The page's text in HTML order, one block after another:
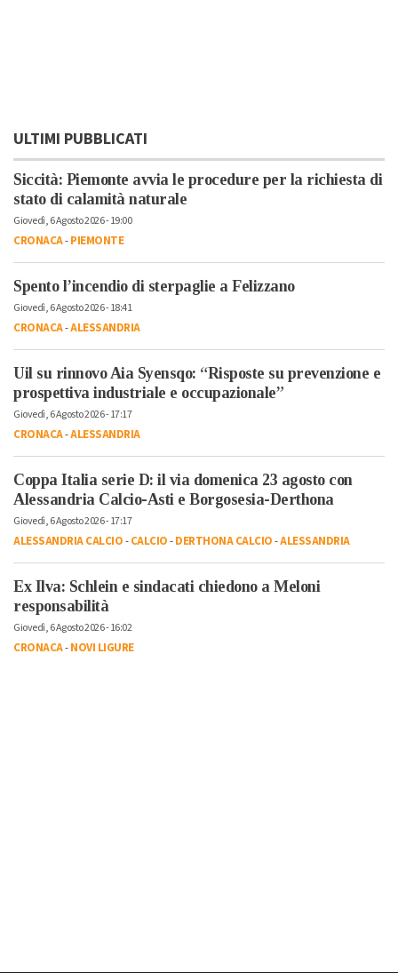
ULTIMI PUBBLICATI
Siccità: Piemonte avvia le procedure per la richiesta di
stato di calamità naturale
Giovedì, 6 Agosto 2026 - 19:00
CRONACA-PIEMONTE
Spento l’incendio di sterpaglie a Felizzano
Giovedì, 6 Agosto 2026 - 18:41
CRONACA-ALESSANDRIA
Uil su rinnovo Aia Syensqo: “Risposte su prevenzione e
prospettiva industriale e occupazionale”
Giovedì, 6 Agosto 2026 - 17:17
CRONACA-ALESSANDRIA
Coppa Italia serie D: il via domenica 23 agosto con
Alessandria Calcio-Asti e Borgosesia-Derthona
Giovedì, 6 Agosto 2026 - 17:17
ALESSANDRIA CALCIO-CALCIO-DERTHONA CALCIO-ALESSANDRIA
Ex Ilva: Schlein e sindacati chiedono a Meloni
responsabilità
Giovedì, 6 Agosto 2026 - 16:02
CRONACA-NOVI LIGURE